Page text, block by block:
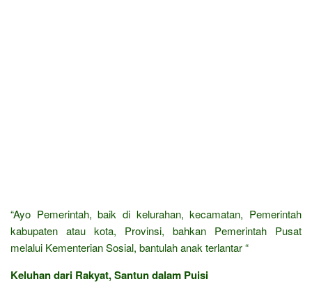
“Ayo Pemerintah, baik di kelurahan, kecamatan, Pemerintah
kabupaten atau kota, Provinsi, bahkan Pemerintah Pusat
melalui Kementerian Sosial, bantulah anak terlantar “
Keluhan dari Rakyat, Santun dalam Puisi